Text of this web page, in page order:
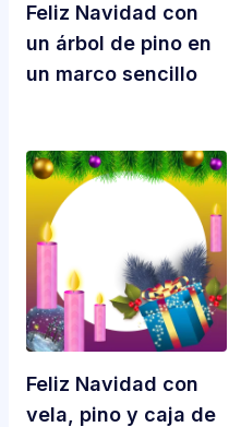
Feliz Navidad con
un árbol de pino en
un marco sencillo
Feliz Navidad con
vela, pino y caja de